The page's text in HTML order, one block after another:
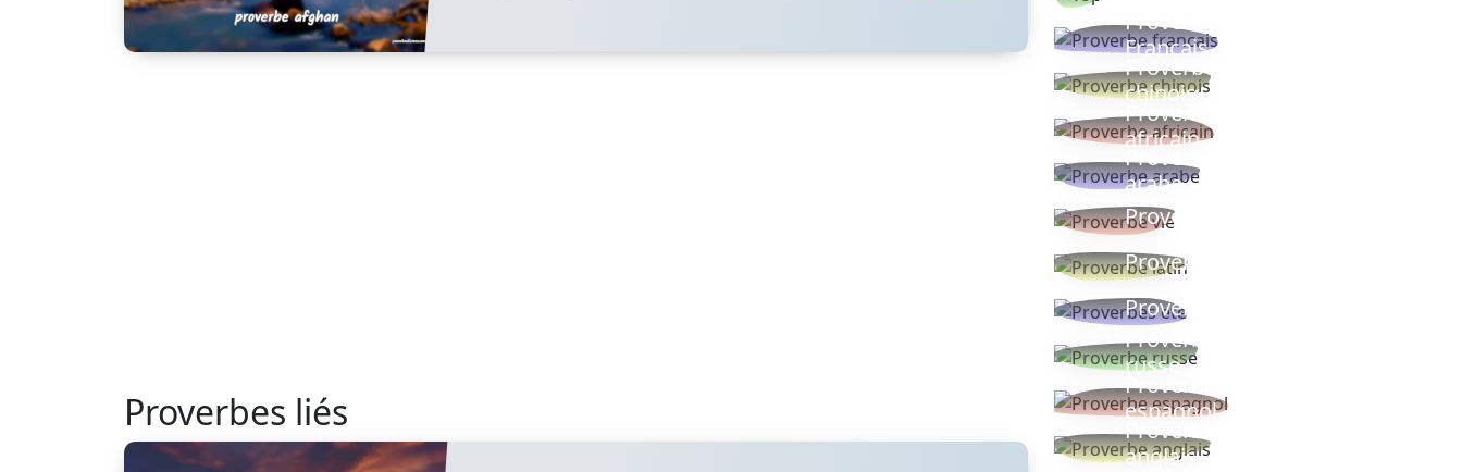
Proverbes liés
Proverbe
Français
Proverbe
chinois
Proverbe
africain
Proverbe
arabe
Proverbe vie
Proverbe latin
Proverbes ete
Proverbe
russe
Proverbe
espagnol
Proverbe
anglais